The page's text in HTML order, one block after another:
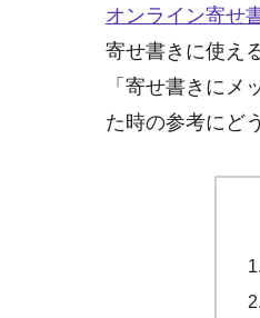
オンライン寄せ
寄せ書きに使え
「寄せ書きに
た時の参考にど